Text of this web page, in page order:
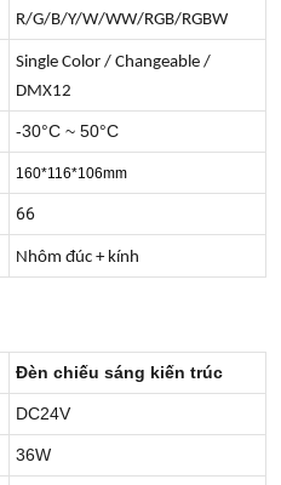
R/G/B/Y/W/WW/RGB/RGBW
Single Color / Changeable /
DMX12
-30°C ~ 50°C
160*116*106mm
66
Nhôm đúc + kính
Đèn chiếu sáng kiến trúc
DC24V
36W